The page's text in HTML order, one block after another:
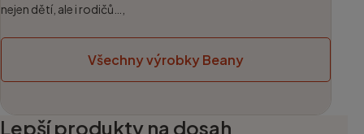
nejen dětí, ale i rodičů…,
Všechny výrobky Beany
Lepší produkty na dosah